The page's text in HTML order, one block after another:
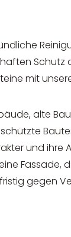
mit
alte
und ihre
Fassade,
gegen